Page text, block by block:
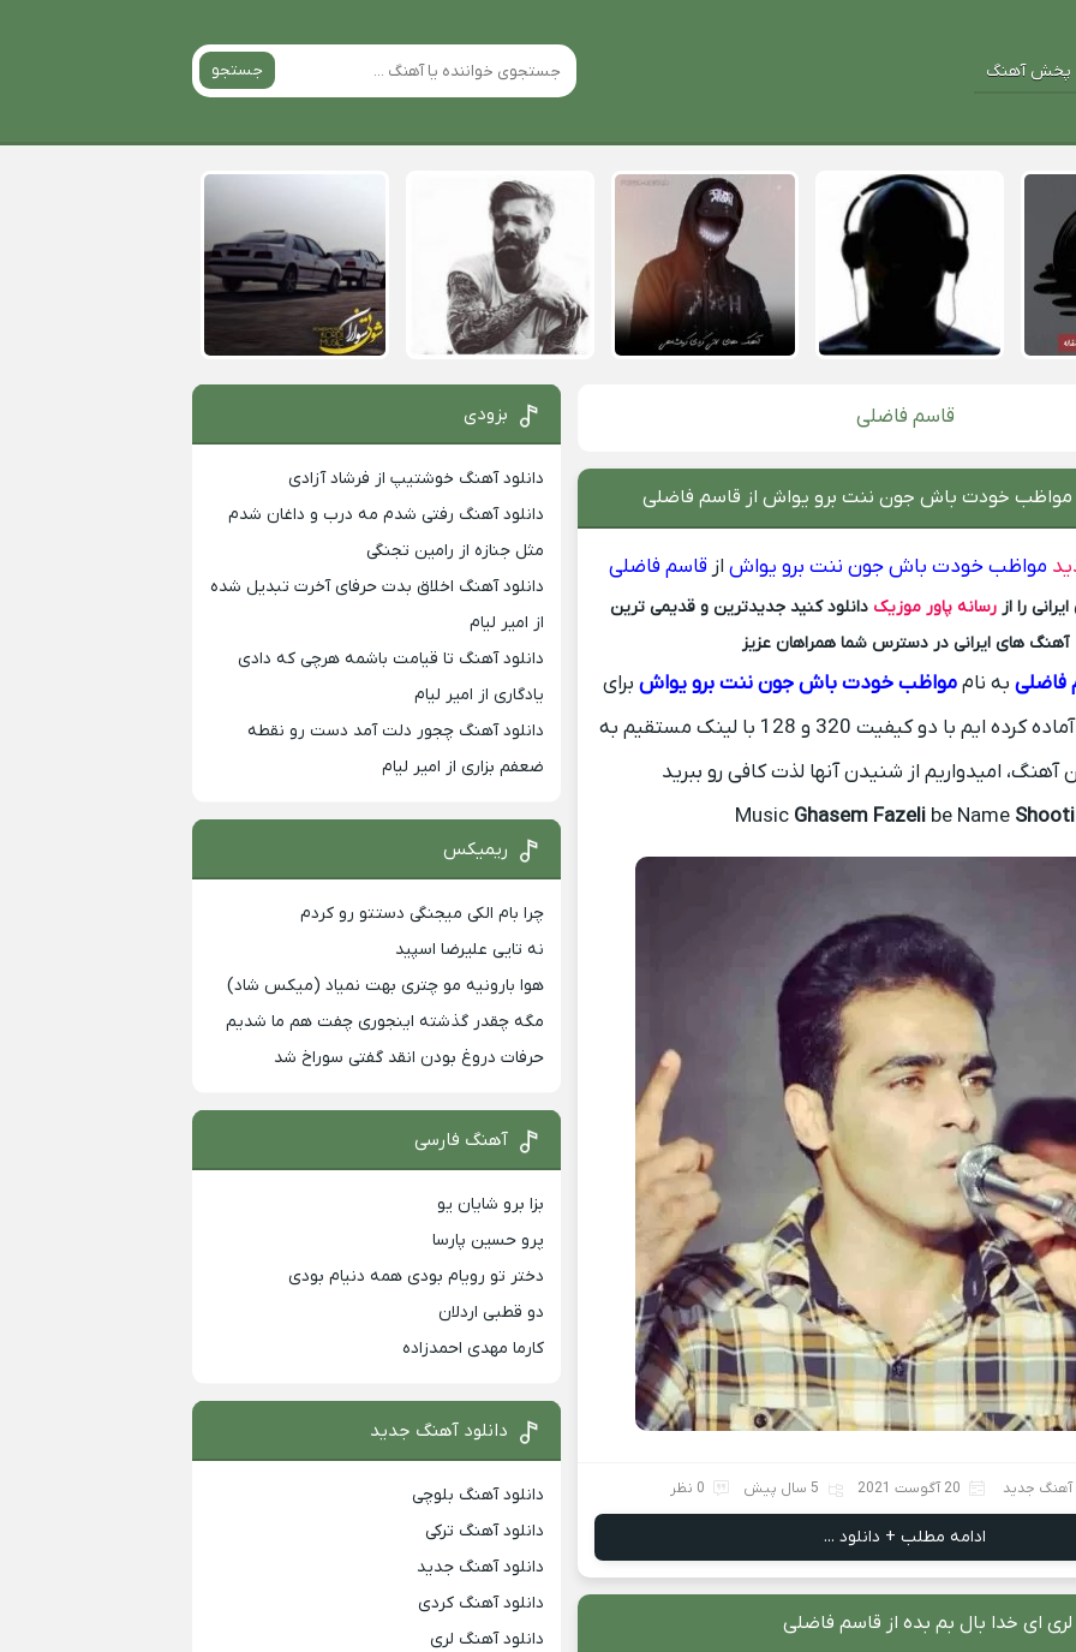
پخش آهنگ جستجو
قاسم فاضلی
مواظب خودت باش جون ننت برو یواش از قاسم فاضلی
مواظب خودت باش جون ننت برو یواش از قاسم فاضلی
را ازرسانه پاور موزیک دانلود کنید جدیدترین و قدیمی ترین
آهنگ های ایرانی در دسترس شما همراهان عزیز
فاضلیبه ناممواظب خودت باش جون ننت برو یواش برای
شما کاربران عزیز آماده کرده ایم با دو کیفیت 320 و 128 با لینک مستقیم به
آهنگ، امیدواریم از شنیدن آنها لذت کافی رو ببرید
Music Ghasem Fazeli be Name Shooti
آهنگ جدید 20 آگوست 2021 5 سال پیش 0 نظر
ادامه مطلب + دانلود ...
ای خدا بال بم بده از قاسم فاضلی
بزودی
دانلود آهنگ خوشتیپ از فرشاد آزادی
دانلود آهنگ رفتی شدم مه درب و داغان شدم
مثل جنازه از رامین تجنگی
دانلود آهنگ اخلاق بدت حرفای آخرت تبدیل شده
از امیر لیام
دانلود آهنگ تا قیامت باشمه هرچی که دادی
یادگاری از امیر لیام
دانلود آهنگ چجور دلت آمد دست رو نقطه
ضعفم بزاری از امیر لیام
ریمیکس
چرا بام الکی میجنگی دستتو رو کردم
نه تایی علیرضا اسپید
هوا بارونیه مو چتری بهت نمیاد (میکس شاد)
مگه چقدر گذشته اینجوری چفت هم ما شدیم
حرفات دروغ بودن انقد گفتی سوراخ شد
آهنگ فارسی
بزا برو شایان یو
پرو حسین پارسا
دختر تو رویام بودی همه دنیام بودی
دو قطبی اردلان
کارما مهدی احمدزاده
دانلود آهنگ جدید
دانلود آهنگ بلوچی
دانلود آهنگ ترکی
دانلود آهنگ جدید
دانلود آهنگ کردی
دانلود آهنگ لری